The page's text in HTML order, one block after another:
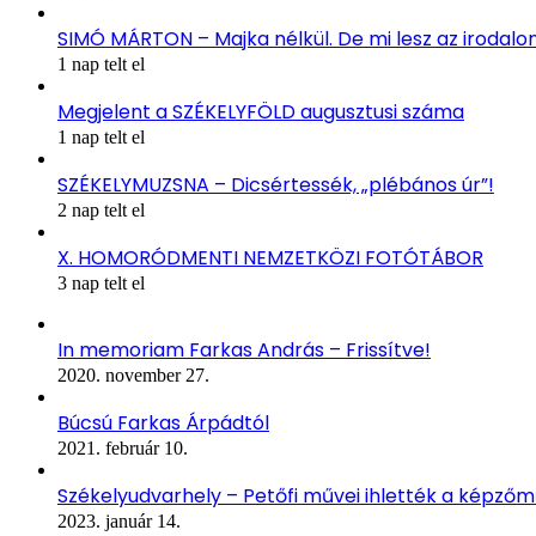
SIMÓ MÁRTON – Majka nélkül. De mi lesz az
1 nap telt el
Megjelent a SZÉKELYFÖLD augusztusi száma
1 nap telt el
SZÉKELYMUZSNA – Dicsértessék, „plébános úr”!
2 nap telt el
X. HOMORÓDMENTI NEMZETKÖZI FOTÓTÁBOR
3 nap telt el
In memoriam Farkas András – Frissítve!
2020. november 27.
Búcsú Farkas Árpádtól
2021. február 10.
Székelyudvarhely – Petőfi művei ihlették a
2023. január 14.